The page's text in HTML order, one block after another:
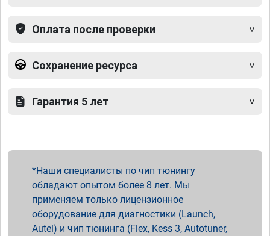
Оплата после проверки
Сохранение ресурса
Гарантия 5 лет
Наши специалисты по чип тюнингу
обладают опытом более 8 лет. Мы
применяем только лицензионное
оборудование для диагностики (Launch,
Autel) и чип тюнинга (Flex, Kess 3, Autotuner,